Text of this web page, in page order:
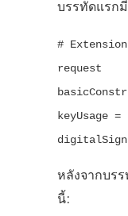
บรรทัดแรก
#
request
keyUsage
หลังจากบร
นี้: